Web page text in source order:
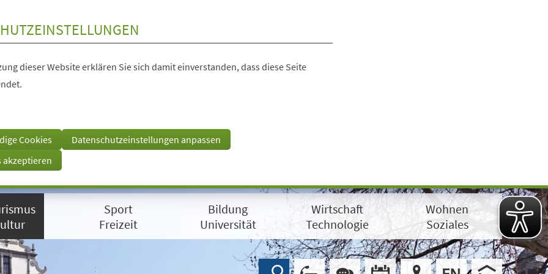
dieser Website erklären Sie sich damit einverstanden, dass diese Seite
Cookies
Datenschutzeinstellungen anpassen
akzeptieren
Sport
Freizeit
Bildung
Universität
Wirtschaft
Technologie
Wohnen
Soziales